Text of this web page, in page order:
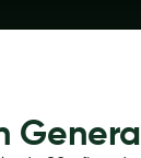
General